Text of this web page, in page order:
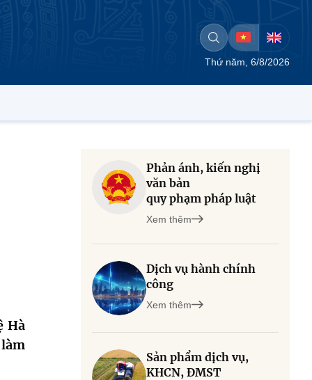
Thứ năm, 6/8/2026
Hà
Phản ánh, kiến nghị
văn bản
quy phạm pháp luật
Xem thêm
Dịch vụ hành chính
công
Xem thêm
Sản phẩm dịch vụ,
KHCN, ĐMST